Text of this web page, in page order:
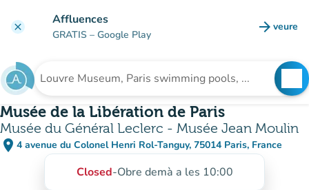
clear Affluences
GRATIS – Google Play arrow_forward veure
(new
Search for an institution
Musée de la Libération de Paris
Musée du Général Leclerc - Musée Jean Moulin
place 4 avenue du Colonel Henri Rol-Tanguy, 75014 Paris, France
(open in Google Maps)
(new tab)
Closed-Obre demà a les 10:00